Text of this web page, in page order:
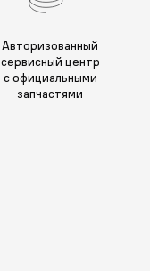
Авторизованный
сервисный центр
с официальными
запчастями